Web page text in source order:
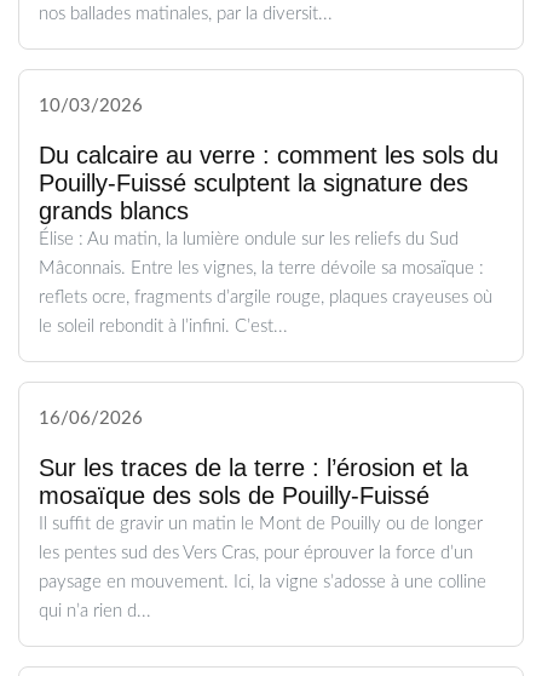
nos ballades matinales, par la diversit...
10/03/2026
Du calcaire au verre : comment les sols du
Pouilly-Fuissé sculptent la signature des
grands blancs
Élise : Au matin, la lumière ondule sur les reliefs du Sud
Mâconnais. Entre les vignes, la terre dévoile sa mosaïque :
reflets ocre, fragments d’argile rouge, plaques crayeuses où
le soleil rebondit à l’infini. C’est...
16/06/2026
Sur les traces de la terre : l’érosion et la
mosaïque des sols de Pouilly-Fuissé
Il suffit de gravir un matin le Mont de Pouilly ou de longer
les pentes sud des Vers Cras, pour éprouver la force d’un
paysage en mouvement. Ici, la vigne s’adosse à une colline
qui n’a rien d...